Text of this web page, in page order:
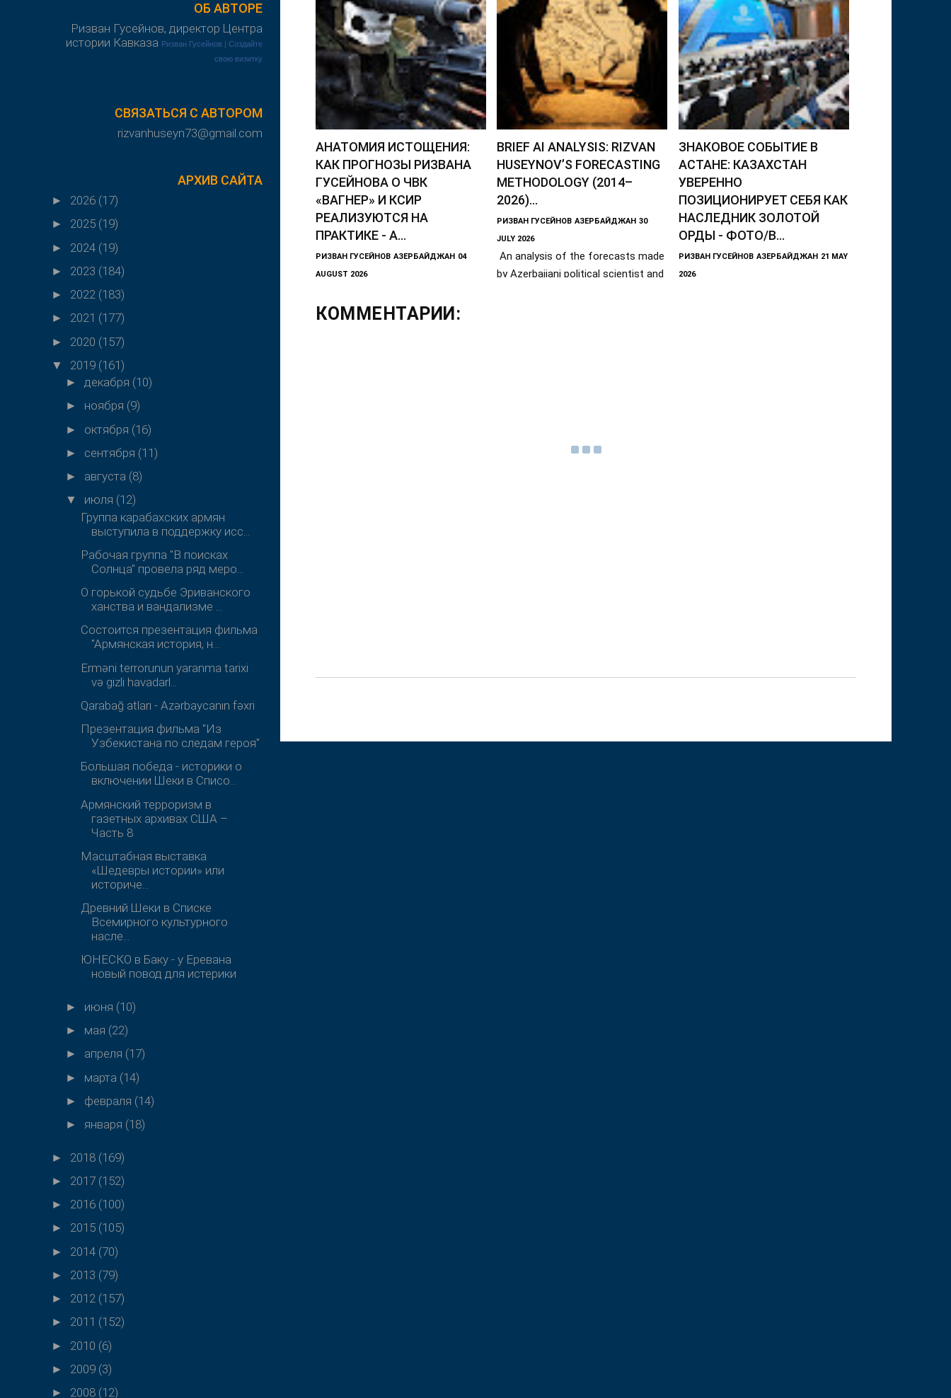
ОБ АВТОРЕ
Ризван Гусейнов, директор Центра
истории Кавказа Ризван Гусейнов | Создайте
свою визитку
СВЯЗАТЬСЯ С АВТОРОМ
rizvanhuseyn73@gmail.com
АРХИВ САЙТА
► 2026 (17)
► 2025 (19)
► 2024 (19)
► 2023 (184)
► 2022 (183)
► 2021 (177)
► 2020 (157)
▼ 2019 (161)
►декабря (10)
► ноября (9)
► октября (16)
► сентября (11)
► августа (8)
▼ июля (12)
Группа карабахских армян
выступила в поддержку исс...
Рабочая группа "В поисках
Солнца" провела ряд меро...
О горькой судьбе Эриванского
ханства и вандализме ...
Состоится презентация фильма
"Армянская история, н...
Erməni terrorunun yaranma tarixi
və gizli havadarl...
Qarabağ atları - Azərbaycanın fəxri
Презентация фильма "Из
Узбекистана по следам героя"
Большая победа - историки о
включении Шеки в Списо...
Армянский терроризм в
газетных архивах США –
Часть 8
Масштабная выставка
«Шедевры истории» или
историче...
Древний Шеки в Списке
Всемирного культурного
насле...
ЮНЕСКО в Баку - у Еревана
новый повод для истерики
► июня (10)
► мая (22)
► апреля (17)
► марта (14)
► февраля (14)
► января (18)
► 2018 (169)
► 2017 (152)
► 2016 (100)
► 2015 (105)
► 2014 (70)
► 2013 (79)
► 2012 (157)
► 2011 (152)
► 2010 (6)
► 2009 (3)
► 2008 (12)
АНАТОМИЯ ИСТОЩЕНИЯ:
КАК ПРОГНОЗЫ РИЗВАНА
ГУСЕЙНОВА О ЧВК
«ВАГНЕР» И КСИР
РЕАЛИЗУЮТСЯ НА
ПРАКТИКЕ - А...
РИЗВАН ГУСЕЙНОВ АЗЕРБАЙДЖАН 04
AUGUST 2026
демонтаж военизированных элит
BRIEF AI ANALYSIS: RIZVAN
HUSEYNOV’S FORECASTING
METHODOLOGY (2014–
2026)...
РИЗВАН ГУСЕЙНОВ АЗЕРБАЙДЖАН 30
JULY 2026
An analysis of the forecasts made
by Azerbaijani political scientist and
ЗНАКОВОЕ СОБЫТИЕ В
АСТАНЕ: КАЗАХСТАН
УВЕРЕННО
ПОЗИЦИОНИРУЕТ СЕБЯ КАК
НАСЛЕДНИК ЗОЛОТОЙ
ОРДЫ - ФОТО/В...
РИЗВАН ГУСЕЙНОВ АЗЕРБАЙДЖАН 21 MAY
2026
КОММЕНТАРИИ: